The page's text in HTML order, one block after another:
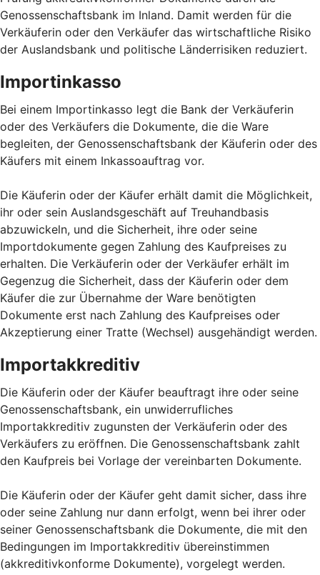
Genossenschaftsbank im Inland. Damit werden für die
Verkäuferin oder den Verkäufer das wirtschaftliche Risiko
der Auslandsbank und politische Länderrisiken reduziert.
Importinkasso
Bei einem Importinkasso legt die Bank der Verkäuferin
oder des Verkäufers die Dokumente, die die Ware
begleiten, der Genossenschaftsbank der Käuferin oder des
Käufers mit einem Inkassoauftrag vor.
Die Käuferin oder der Käufer erhält damit die Möglichkeit,
ihr oder sein Auslandsgeschäft auf Treuhandbasis
abzuwickeln, und die Sicherheit, ihre oder seine
Importdokumente gegen Zahlung des Kaufpreises zu
erhalten. Die Verkäuferin oder der Verkäufer erhält im
Gegenzug die Sicherheit, dass der Käuferin oder dem
Käufer die zur Übernahme der Ware benötigten
Dokumente erst nach Zahlung des Kaufpreises oder
Akzeptierung einer Tratte (Wechsel) ausgehändigt werden.
Importakkreditiv
Die Käuferin oder der Käufer beauftragt ihre oder seine
Genossenschaftsbank, ein unwiderrufliches
Importakkreditiv zugunsten der Verkäuferin oder des
Verkäufers zu eröffnen. Die Genossenschaftsbank zahlt
den Kaufpreis bei Vorlage der vereinbarten Dokumente.
Die Käuferin oder der Käufer geht damit sicher, dass ihre
oder seine Zahlung nur dann erfolgt, wenn bei ihrer oder
seiner Genossenschaftsbank die Dokumente, die mit den
Bedingungen im Importakkreditiv übereinstimmen
(akkreditivkonforme Dokumente), vorgelegt werden.